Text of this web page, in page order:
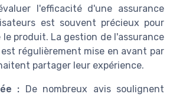
l'efficacité d'une assurance
est souvent précieux pour
le produit. La gestion de l'assurance
régulièrement mise en avant par
partager leur expérience.
: De nombreux avis soulignent